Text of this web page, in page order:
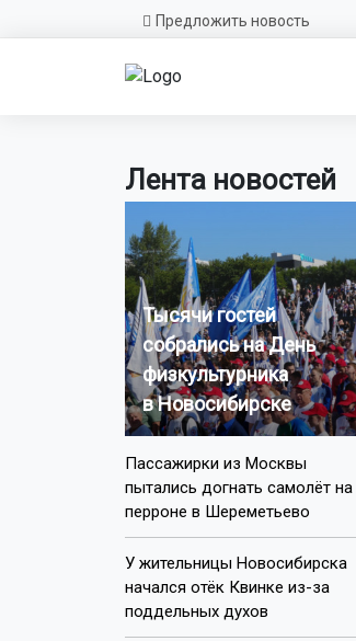
Предложить новость
Лента новостей
Тысячи гостей
собрались на День
физкультурника
в Новосибирске
Пассажирки из Москвы
пытались догнать самолёт на
перроне в Шереметьево
У жительницы Новосибирска
начался отёк Квинке из-за
поддельных духов